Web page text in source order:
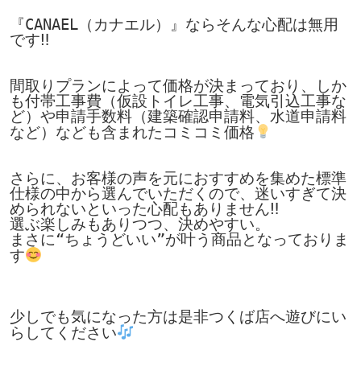
『CANAEL（カナエル）』ならそんな心配は無用
です‼
間取りプランによって価格が決まっており、しか
も付帯工事費（仮設トイレ工事、電気引込工事な
ど）や申請手数料（建築確認申請料、水道申請料
など）なども含まれたコミコミ価格
さらに、お客様の声を元におすすめを集めた標準
仕様の中から選んでいただくので、迷いすぎて決
められないといった心配もありません‼
選ぶ楽しみもありつつ、決めやすい。
まさに“ちょうどいい”が叶う商品となっておりま
す
少しでも気になった方は是非つくば店へ遊びにい
らしてください